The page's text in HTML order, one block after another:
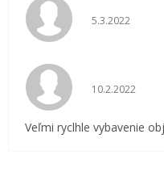
Hodnotenie
5.3.2022
Hodnotenie
10.2.2022
Veľmi ryclhle vybavenie